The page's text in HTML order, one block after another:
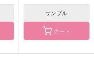
サンプル
カート